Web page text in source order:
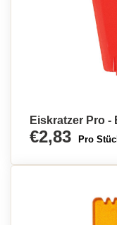
Eiskratzer Pro -
€2,83 Pro